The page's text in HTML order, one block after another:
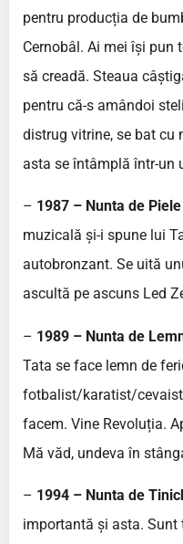
pentru producția de
Cernobâl. Ai mei își pun
să creadă. Steaua
pentru că-s amândoi
distrug vitrine, se bat cu
asta se întâmplă într-un
– 1987 – Nunta de
muzicală și-i spune lui
autobronzant. Se uită
ascultă pe ascuns Led
– 1989 – Nunta de
Tata se face lemn de
fotbalist/karatist/
facem. Vine Revoluția.
Mă văd, undeva în
– 1994 – Nunta de
importantă și asta.